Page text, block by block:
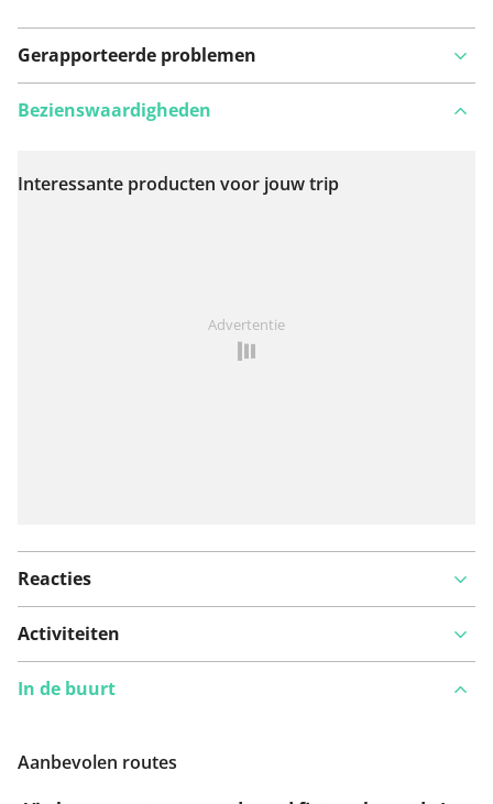
Gerapporteerde problemen
Bekijk op kaart
Bezienswaardigheden
Interessante producten voor jouw trip
Advertentie
Reacties
Activiteiten
In de buurt
Aanbevolen routes